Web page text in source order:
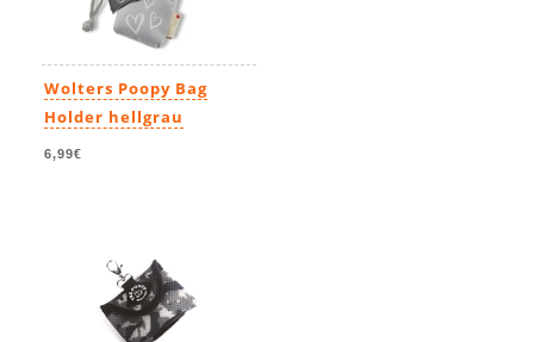
Wolters Poopy Bag
Holder hellgrau
6,99€